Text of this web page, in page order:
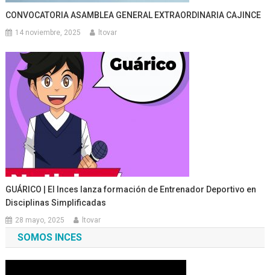
CONVOCATORIA ASAMBLEA GENERAL EXTRAORDINARIA CAJINCE
14 noviembre, 2025 ltovar
GUÁRICO | El Inces lanza formación de Entrenador Deportivo en
Disciplinas Simplificadas
28 mayo, 2025 ltovar
SOMOS INCES